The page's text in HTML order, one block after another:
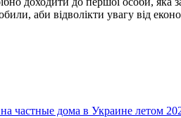
аби відволікти увагу від
частные дома в Украине летом